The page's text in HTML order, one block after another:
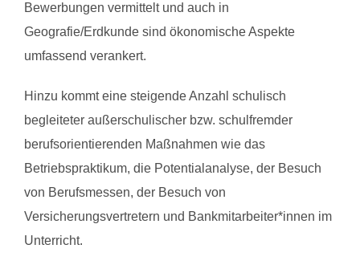
Bewerbungen vermittelt und auch in
Geografie/Erdkunde sind ökonomische Aspekte
umfassend verankert.
Hinzu kommt eine steigende Anzahl schulisch
begleiteter außerschulischer bzw. schulfremder
berufsorientierenden Maßnahmen wie das
Betriebspraktikum, die Potentialanalyse, der Besuch
von Berufsmessen, der Besuch von
Versicherungsvertretern und Bankmitarbeiter*innen im
Unterricht.